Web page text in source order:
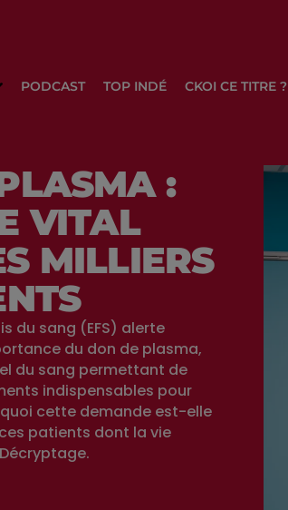
PODCAST TOP INDÉ CKOI CE TITRE ?
:
VITAL
MILLIERS
du sang (EFS) alerte
du don de plasma,
du sang permettant de
indispensables pour
cette demande est-elle
patients dont la vie